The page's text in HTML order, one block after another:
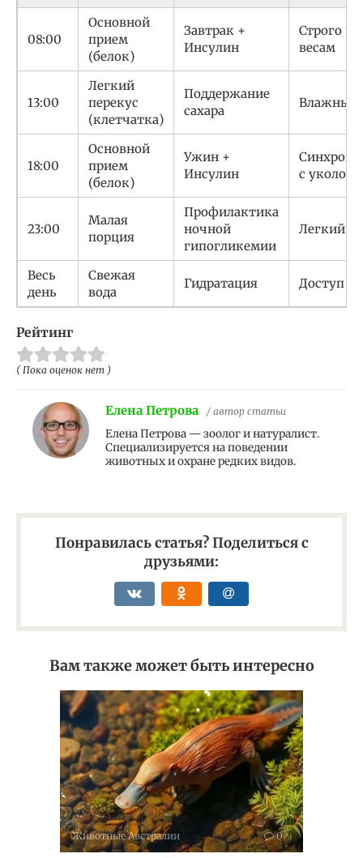
08:00
Основной
прием
(белок)
Завтрак +
Инсулин
Строго по
весам
13:00
Легкий
перекус
(клетчатка)
Поддержание
сахара
Влажный
18:00
Основной
прием
(белок)
Ужин +
Инсулин
с уколом
23:00
Малая
порция
Профилактика
ночной
гипогликемии
Легкий
Весь
день
Свежая
вода
Гидратация Доступ
Рейтинг
( Пока оценок нет )
Елена Петрова / автор статьи
Елена Петрова — зоолог и натуралист.
Специализируется на поведении
животных и охране редких видов.
Понравилась статья? Поделиться с
друзьями:
Вам также может быть интересно
Животные Австралии 0